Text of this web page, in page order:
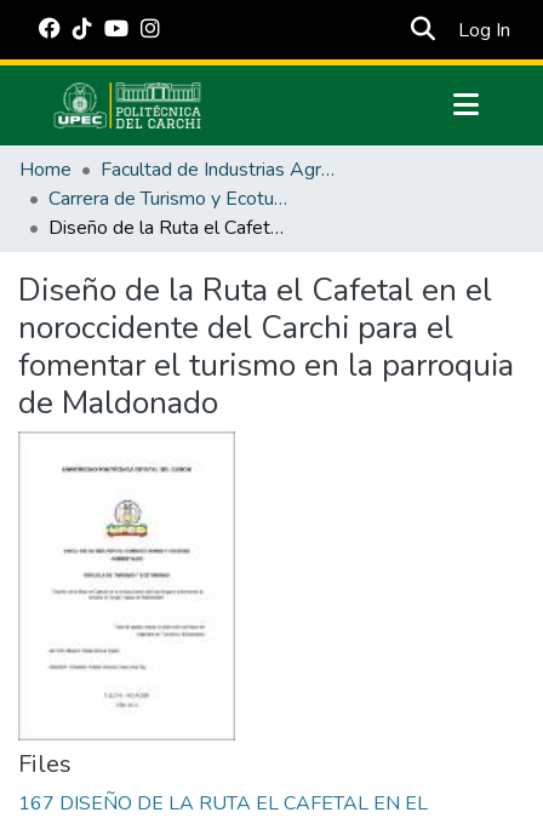
Log In
Communities & Collections
All of DSpace
Statistics
Estadísticas Externas
Manuales
Home
Facultad de Industrias Agropecuarias y Ciencias Ambientales
Carrera de Turismo y Ecoturimo
Diseño de la Ruta el Cafetal en el noroccidente del Carchi para el fomentar el turismo en la parroquia de Maldonado
Diseño de la Ruta el Cafetal en el
noroccidente del Carchi para el
fomentar el turismo en la parroquia
de Maldonado
Files
167 DISEÑO DE LA RUTA EL CAFETAL EN EL